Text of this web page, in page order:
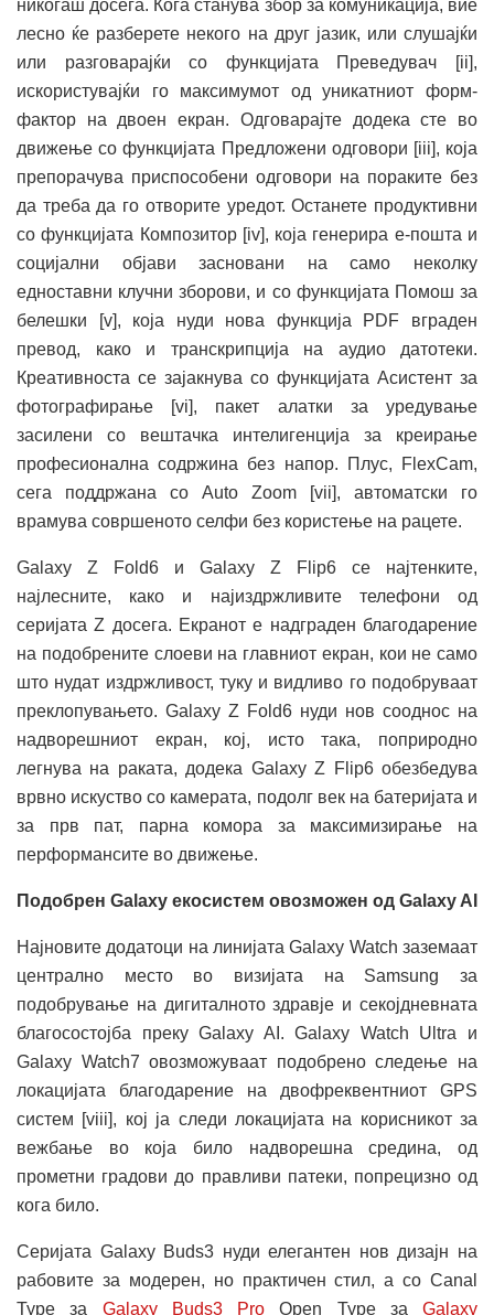
никогаш досега. Кога станува збор за комуникација, вие
лесно ќе разберете некого на друг јазик, или слушајќи
или разговарајќи со функцијата Преведувач [ii],
искористувајќи го максимумот од уникатниот форм-
фактор на двоен екран. Одговарајте додека сте во
движење со функцијата Предложени одговори [iii], која
препорачува приспособени одговори на пораките без
да треба да го отворите уредот. Останете продуктивни
со функцијата Композитор [iv], која генерира е-пошта и
социјални објави засновани на само неколку
едноставни клучни зборови, и со функцијата Помош за
белешки [v], која нуди нова функција PDF вграден
превод, како и транскрипција на аудио датотеки.
Креативноста се зајакнува со функцијата Асистент за
фотографирање [vi], пакет алатки за уредување
засилени со вештачка интелигенција за креирање
професионална содржина без напор. Плус, FlexCam,
сега поддржана со Auto Zoom [vii], автоматски го
врамува совршеното селфи без користење на рацете.
Galaxy Z Fold6 и Galaxy Z Flip6 се најтенките,
најлесните, како и најиздржливите телефони од
серијата Z досега. Екранот е надграден благодарение
на подобрените слоеви на главниот екран, кои не само
што нудат издржливост, туку и видливо го подобруваат
преклопувањето. Galaxy Z Fold6 нуди нов сооднос на
надворешниот екран, кој, исто така, поприродно
легнува на раката, додека Galaxy Z Flip6 обезбедува
врвно искуство со камерата, подолг век на батеријата и
за прв пат, парна комора за максимизирање на
перформансите во движење.
Подобрен Galaxy екосистем овозможен од Galaxy AI
Најновите додатоци на линијата Galaxy Watch заземаат
централно место во визијата на Samsung за
подобрување на дигиталното здравје и секојдневната
благосостојба преку Galaxy AI. Galaxy Watch Ultra и
Galaxy Watch7 овозможуваат подобрено следење на
локацијата благодарение на двофреквентниот GPS
систем [viii], кој ја следи локацијата на корисникот за
вежбање во која било надворешна средина, од
прометни градови до правливи патеки, попрецизно од
кога било.
Серијата Galaxy Buds3 нуди елегантен нов дизајн на
рабовите за модерен, но практичен стил, а со Canal
Type за Galaxy Buds3 Pro Open Type за Galaxy